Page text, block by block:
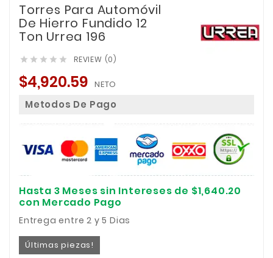
Torres Para Automóvil
De Hierro Fundido 12
Ton Urrea 196
     REVIEW (0)
$4,920.59 NETO
Metodos De Pago
Hasta 3 Meses sin Intereses de $1,640.20
con Mercado Pago
Entrega entre 2 y 5 Dias
Últimas piezas!